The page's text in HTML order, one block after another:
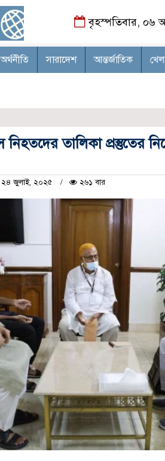
বৃহস্পতিবার, ০৬
অর্থনীতি সারাদেশ আন্তর্জাতিক
তালিকা প্রস্তুতের
২৪ জুলাই, ২০২৫ ২৬১ বার